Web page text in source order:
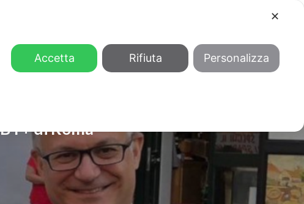
di Roma
✕
Accetta Rifiuta Personalizza